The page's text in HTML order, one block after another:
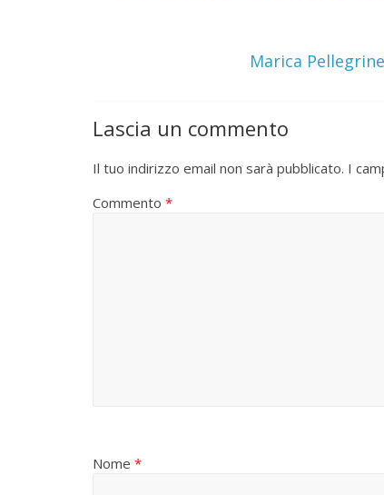
Marica
Lascia un commento
Il tuo indirizzo email non sarà pubblicato. I
Commento *
Nome *